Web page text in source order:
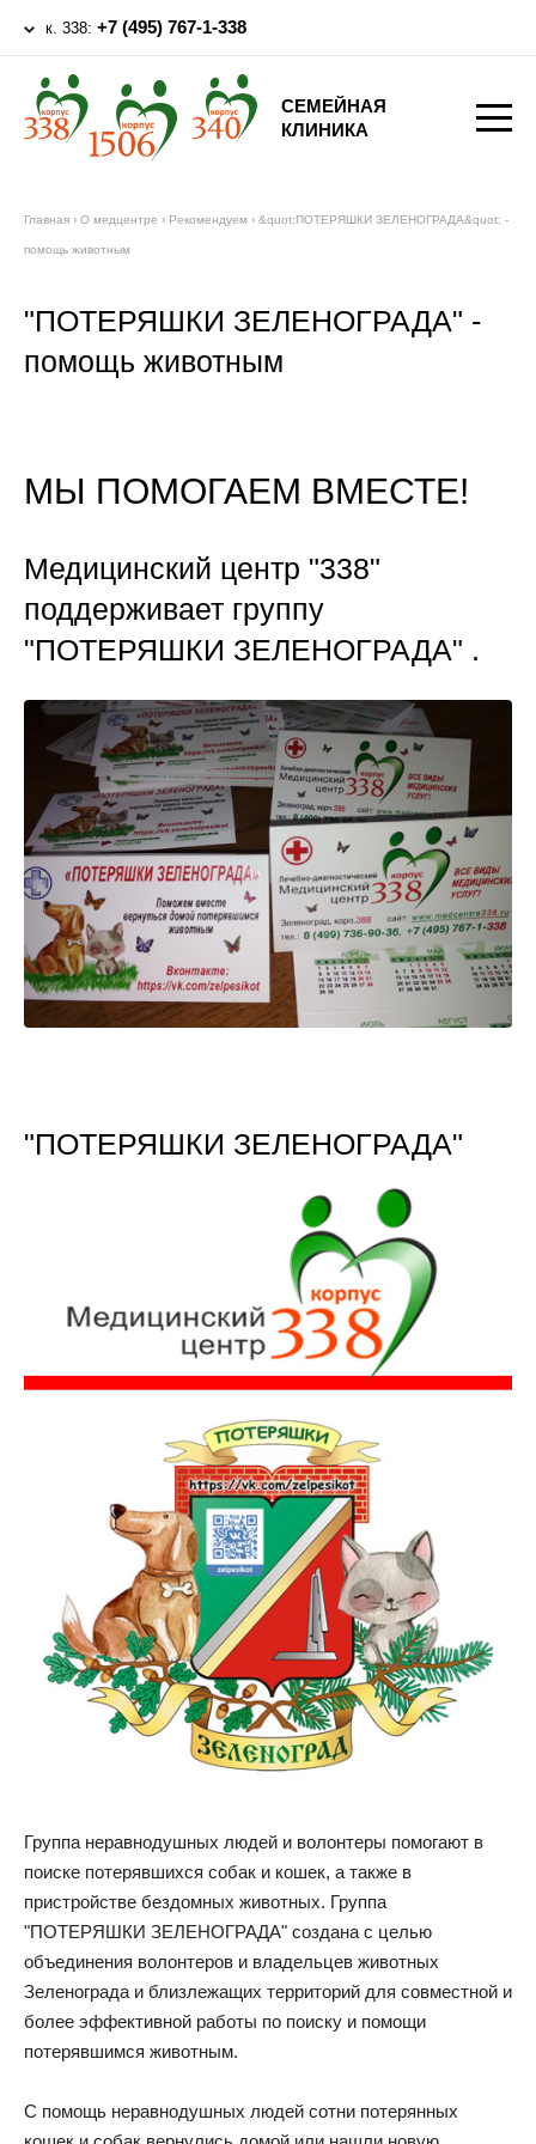
к. 338: +7 (495) 767-1-338
СЕМЕЙНАЯ
КЛИНИКА
Главная › О медцентре › Рекомендуем › &quot;ПОТЕРЯШКИ ЗЕЛЕНОГРАДА&quot; -
помощь животным
"ПОТЕРЯШКИ ЗЕЛЕНОГРАДА" -
помощь животным
МЫ ПОМОГАЕМ ВМЕСТЕ!
Медицинский центр "338"
поддерживает группу
"ПОТЕРЯШКИ ЗЕЛЕНОГРАДА" .
"ПОТЕРЯШКИ ЗЕЛЕНОГРАДА"
Группа неравнодушных людей и волонтеры помогают в
поиске потерявшихся собак и кошек, а также в
пристройстве бездомных животных. Группа
"ПОТЕРЯШКИ ЗЕЛЕНОГРАДА" создана с целью
объединения волонтеров и владельцев животных
Зеленограда и близлежащих территорий для совместной и
более эффективной работы по поиску и помощи
потерявшимся животным.
С помощь неравнодушных людей сотни потерянных